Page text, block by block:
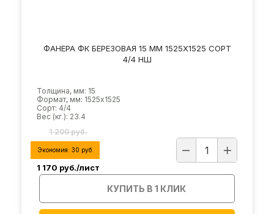
ФАНЕРА ФК БЕРЕЗОВАЯ 15 ММ 1525Х1525 СОРТ
4/4 НШ
Толщина, мм: 15
Формат, мм: 1525х1525
Сорт: 4/4
Вес (кг.): 23.4
1 200 руб.
Экономия: 30 руб.
1 170 руб./лист
КУПИТЬ В 1 КЛИК